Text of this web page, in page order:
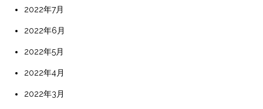
2022年7月
2022年6月
2022年5月
2022年4月
2022年3月